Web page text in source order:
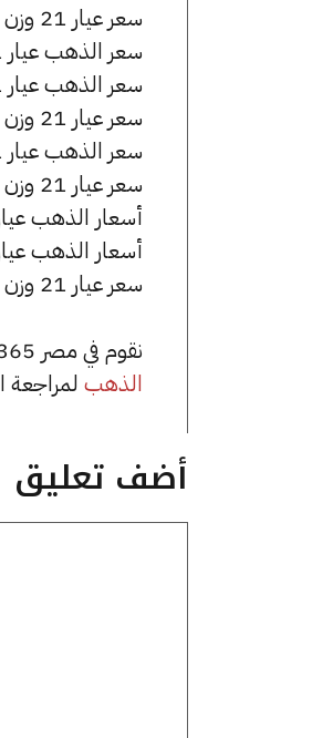
سعر عيار 21 وزن 1 جرام 6840 جنيه للشراء، وللبيع 6890 جنيه.
سعر الذهب عيار 21 وزن 5 جرام 34200 جنيه للشراء، وللبيع 34450 جنيه.
سعر الذهب عيار 21 وزن 10 جرام 68400 جنيه للشراء، وللبيع 68900 جنيه.
سعر عيار 21 وزن 25 جرام 171000 جنيه للشراء، وللبيع 172250 جنيه.
سعر الذهب عيار 21 وزن 50 جرام 342000 جنيه للشراء، وللبيع 344500 جنيه.
سعر عيار 21 وزن 100 جرام 684000 جنيه للشراء، وللبيع 689000 جنيه.
أسعار الذهب عيار 21 وزن 150 جرام 1026000 جنيه للشراء، وللبيع 1033500
أسعار الذهب عيار 21 وزن 200 جرام 1368000 جنيه للشراء، وللبيع 1378000
سعر عيار 21 وزن 250 جرام 1710000 جنيه للشراء، وللبيع 1722500 جنيه.
نقوم في مصر 365 بعمل تغطية مميزة لكافة أسعار الذهب في مصر، يمكنك الاطلاع على صفحة
الذهب
أضف تعليق